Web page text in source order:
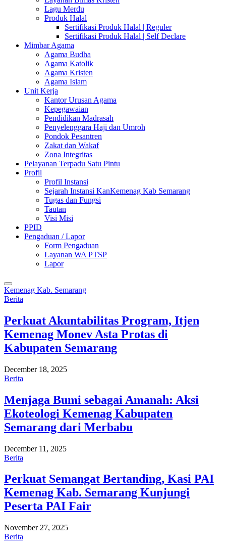
Lagu Merdu
Produk Halal
Sertifikasi Produk Halal | Reguler
Sertifikasi Produk Halal | Self Declare
Mimbar Agama
Agama Budha
Agama Katolik
Agama Kristen
Agama Islam
Unit Kerja
Kantor Urusan Agama
Kepegawaian
Pendidikan Madrasah
Penyelenggara Haji dan Umroh
Pondok Pesantren
Zakat dan Wakaf
Zona Integritas
Pelayanan Terpadu Satu Pintu
Profil
Profil Instansi
Sejarah Instansi KanKemenag Kab Semarang
Tugas dan Fungsi
Tautan
Visi Misi
PPID
Pengaduan / Lapor
Form Pengaduan
Layanan WA PTSP
Lapor
Kemenag Kab. Semarang
Berita
Perkuat Akuntabilitas Program, Itjen
Kemenag Monev Asta Protas di
Kabupaten Semarang
December 18, 2025
Berita
Menjaga Bumi sebagai Amanah: Aksi
Ekoteologi Kemenag Kabupaten
Semarang dari Merbabu
December 11, 2025
Berita
Perkuat Semangat Bertanding, Kasi PAI
Kemenag Kab. Semarang Kunjungi
Peserta PAI Fair
November 27, 2025
Berita